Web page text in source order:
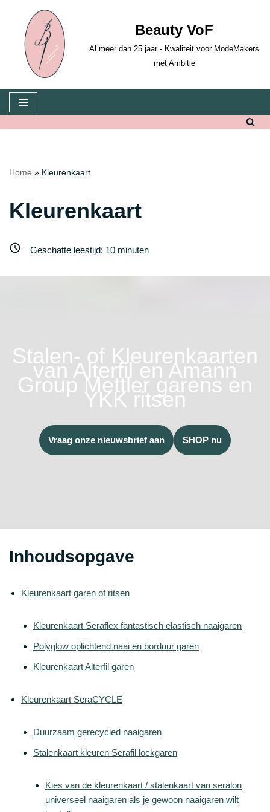
naar
inhoud
Beauty VoF
Al meer dan 25 jaar - Kwaliteit voor ModeMakers
met Ambitie
Home » Kleurenkaart
Kleurenkaart
Geschatte leestijd: 10 minuten
Stalen- of Kleurenkaarten
van Alterfil en Amann
Group Mettler garens en
YKK ritsen
Vraag onze nieuwsbrief aan SHOP nu
Inhoudsopgave
Kleurenkaart garen of ritsen
Kleurenkaart Seraflex fantastisch elastisch naaigaren
Polyglow oplichtend naai en borduur garen
Kleurenkaart Alterfil garen
Kleurenkaart SeraCYCLE
Duurzaam gerecycled naaigaren
Stalenkaart kleuren Serafil lockgaren
Kies van de kleurenkaart / stalenkaart van seralon
universeel naaigaren als je gewoon naaigaren wilt